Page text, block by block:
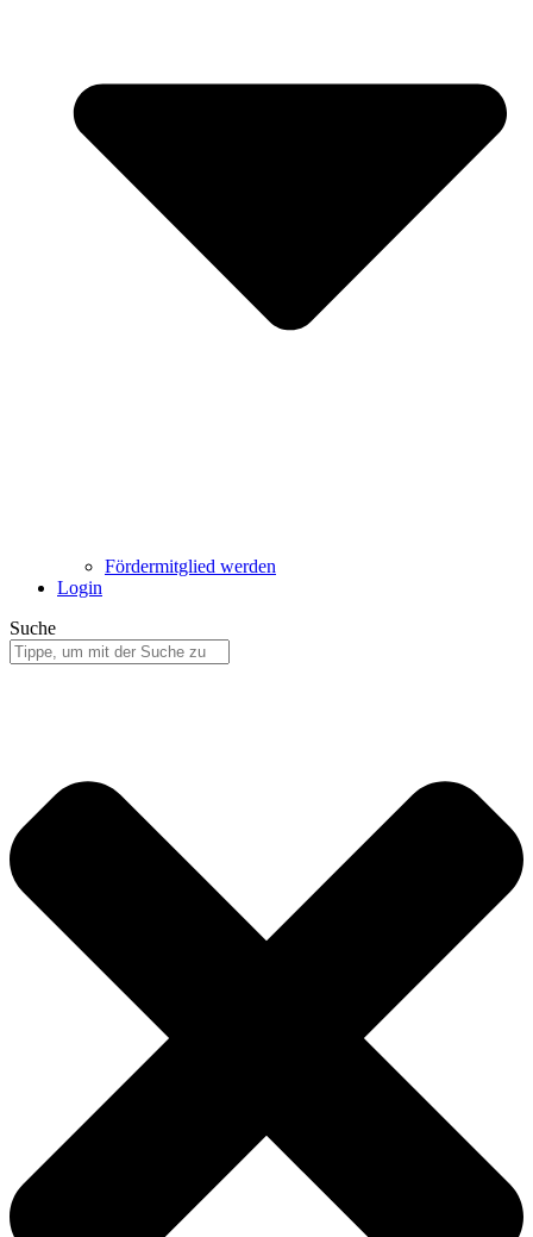
Fördermitglied werden
Login
Suche